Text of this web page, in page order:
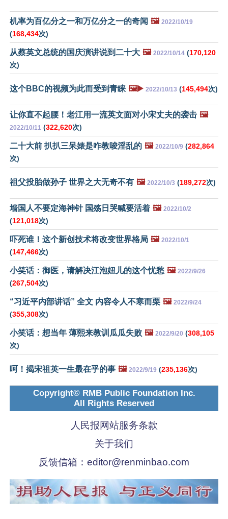
机率为百亿分之一和万亿分之一的奇闻 🖼️ 2022/10/19
(168,434次)
从蔡英文总统的国庆演讲说到二十大 🖼️ 2022/10/14 (170,120
次)
这个BBC的视频为此而受到青睐 🖼️▶️ 2022/10/13 (145,494次)
让你直不起腰！老江用一流英文面对小宋丈夫的袭击 🖼️
2022/10/11 (322,620次)
二十大前 扒扒三呆婊是咋教唆淫乱的 🖼️ 2022/10/9 (282,864
次)
祖父投胎做孙子 世界之大无奇不有 🖼️ 2022/10/3 (189,272次)
墙国人不要定海神针 国殇日哭喊要活着 🖼️ 2022/10/2
(121,018次)
吓死谁！这个新创技术将改变世界格局 🖼️ 2022/10/1
(147,466次)
小笑话：御医，请解决江泡妞儿的这个忧愁 🖼️ 2022/9/26
(267,504次)
“习近平内部讲话” 全文 内容令人不寒而栗 🖼️ 2022/9/24
(355,308次)
小笑话：想当年 薄熙来教训瓜瓜失败 🖼️ 2022/9/20 (308,105
次)
呵！揭宋祖英一生最在乎的事 🖼️ 2022/9/19 (235,136次)
Copyright© RMB Public Foundation Inc.
All Rights Reserved
人民报网站服务条款
关于我们
反馈信箱： editor@renminbao.com